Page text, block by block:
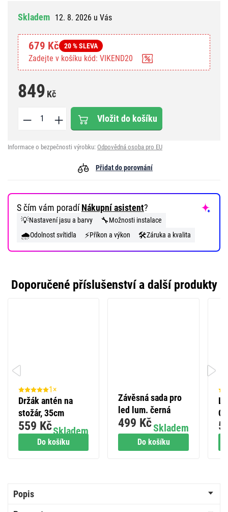
Skladem 12. 8. 2026 u Vás
679 Kč 20 % SLEVA
Zadejte v košíku kód: VIKEND20
849 Kč
Vložit do košíku
Informace o bezpečnosti výrobku: Odpovědná osoba pro EU
Přidat do porovnání
S čím vám poradíNákupní asistent?
💡Nastavení jasu a barvy 🔧Možnosti instalace
🌧️Odolnost svítidla ⚡Příkon a výkon 🛠️Záruka a kvalita
Doporučené příslušenství a další produkty
Do košíku
1×
Držák antén na
stožár, 35cm
Skladem
559 Kč
Do košíku
Závěsná sada pro
led lum. černá
Skladem
499 Kč
7
Popis